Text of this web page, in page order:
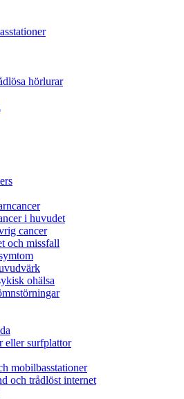
hörlurar
i huvudet
cancer
och missfall
ohälsa
eller surfplattor
mobilbasstationer
och trådlöst internet